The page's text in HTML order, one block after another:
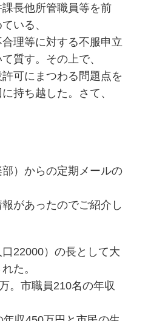
長他所管職員等を前
いる、
理等に対する不服申立
質す。その上で、
可にまつわる問題点を
持ち越した。さて、
）からの定期メールの
があったのでご紹介し
22000）の長として大
た。
。市職員210名の年収